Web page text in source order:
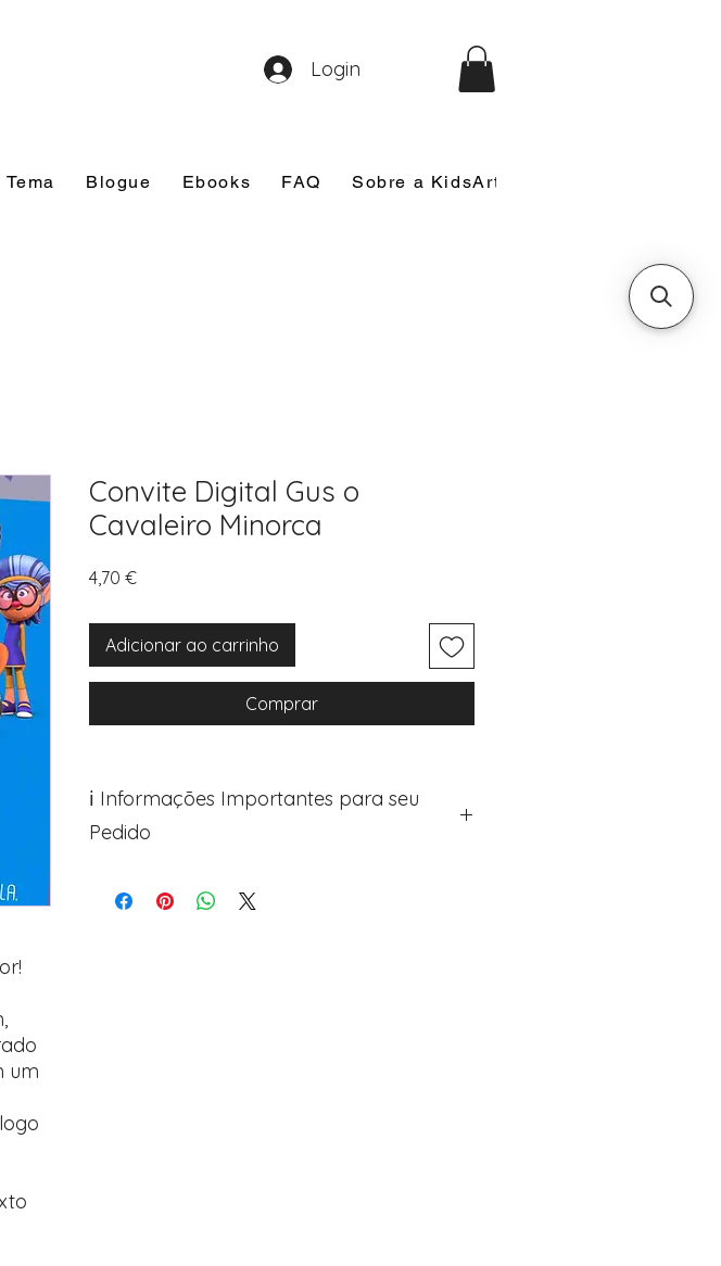
Blogue Ebooks FAQ Sobre a KidsArt
Login
um
Convite Digital Gus o
Cavaleiro Minorca
4,70 €Preço
Adicionar ao carrinho
Comprar
ℹ️ Informações Importantes para seu
Pedido
Avance para a página de checkout (próximo passo